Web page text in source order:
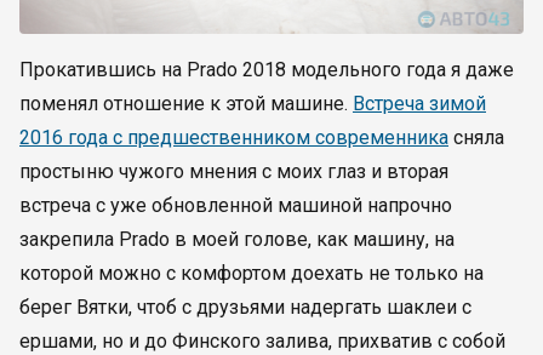
Прокатившись на Prado 2018 модельного года я даже
поменял отношение к этой машине. Встреча зимой
2016 года с предшественником современника сняла
простыню чужого мнения с моих глаз и вторая
встреча с уже обновленной машиной напрочно
закрепила Prado в моей голове, как машину, на
которой можно с комфортом доехать не только на
берег Вятки, чтоб с друзьями надергать шаклеи с
ершами, но и до Финского залива, прихватив с собой